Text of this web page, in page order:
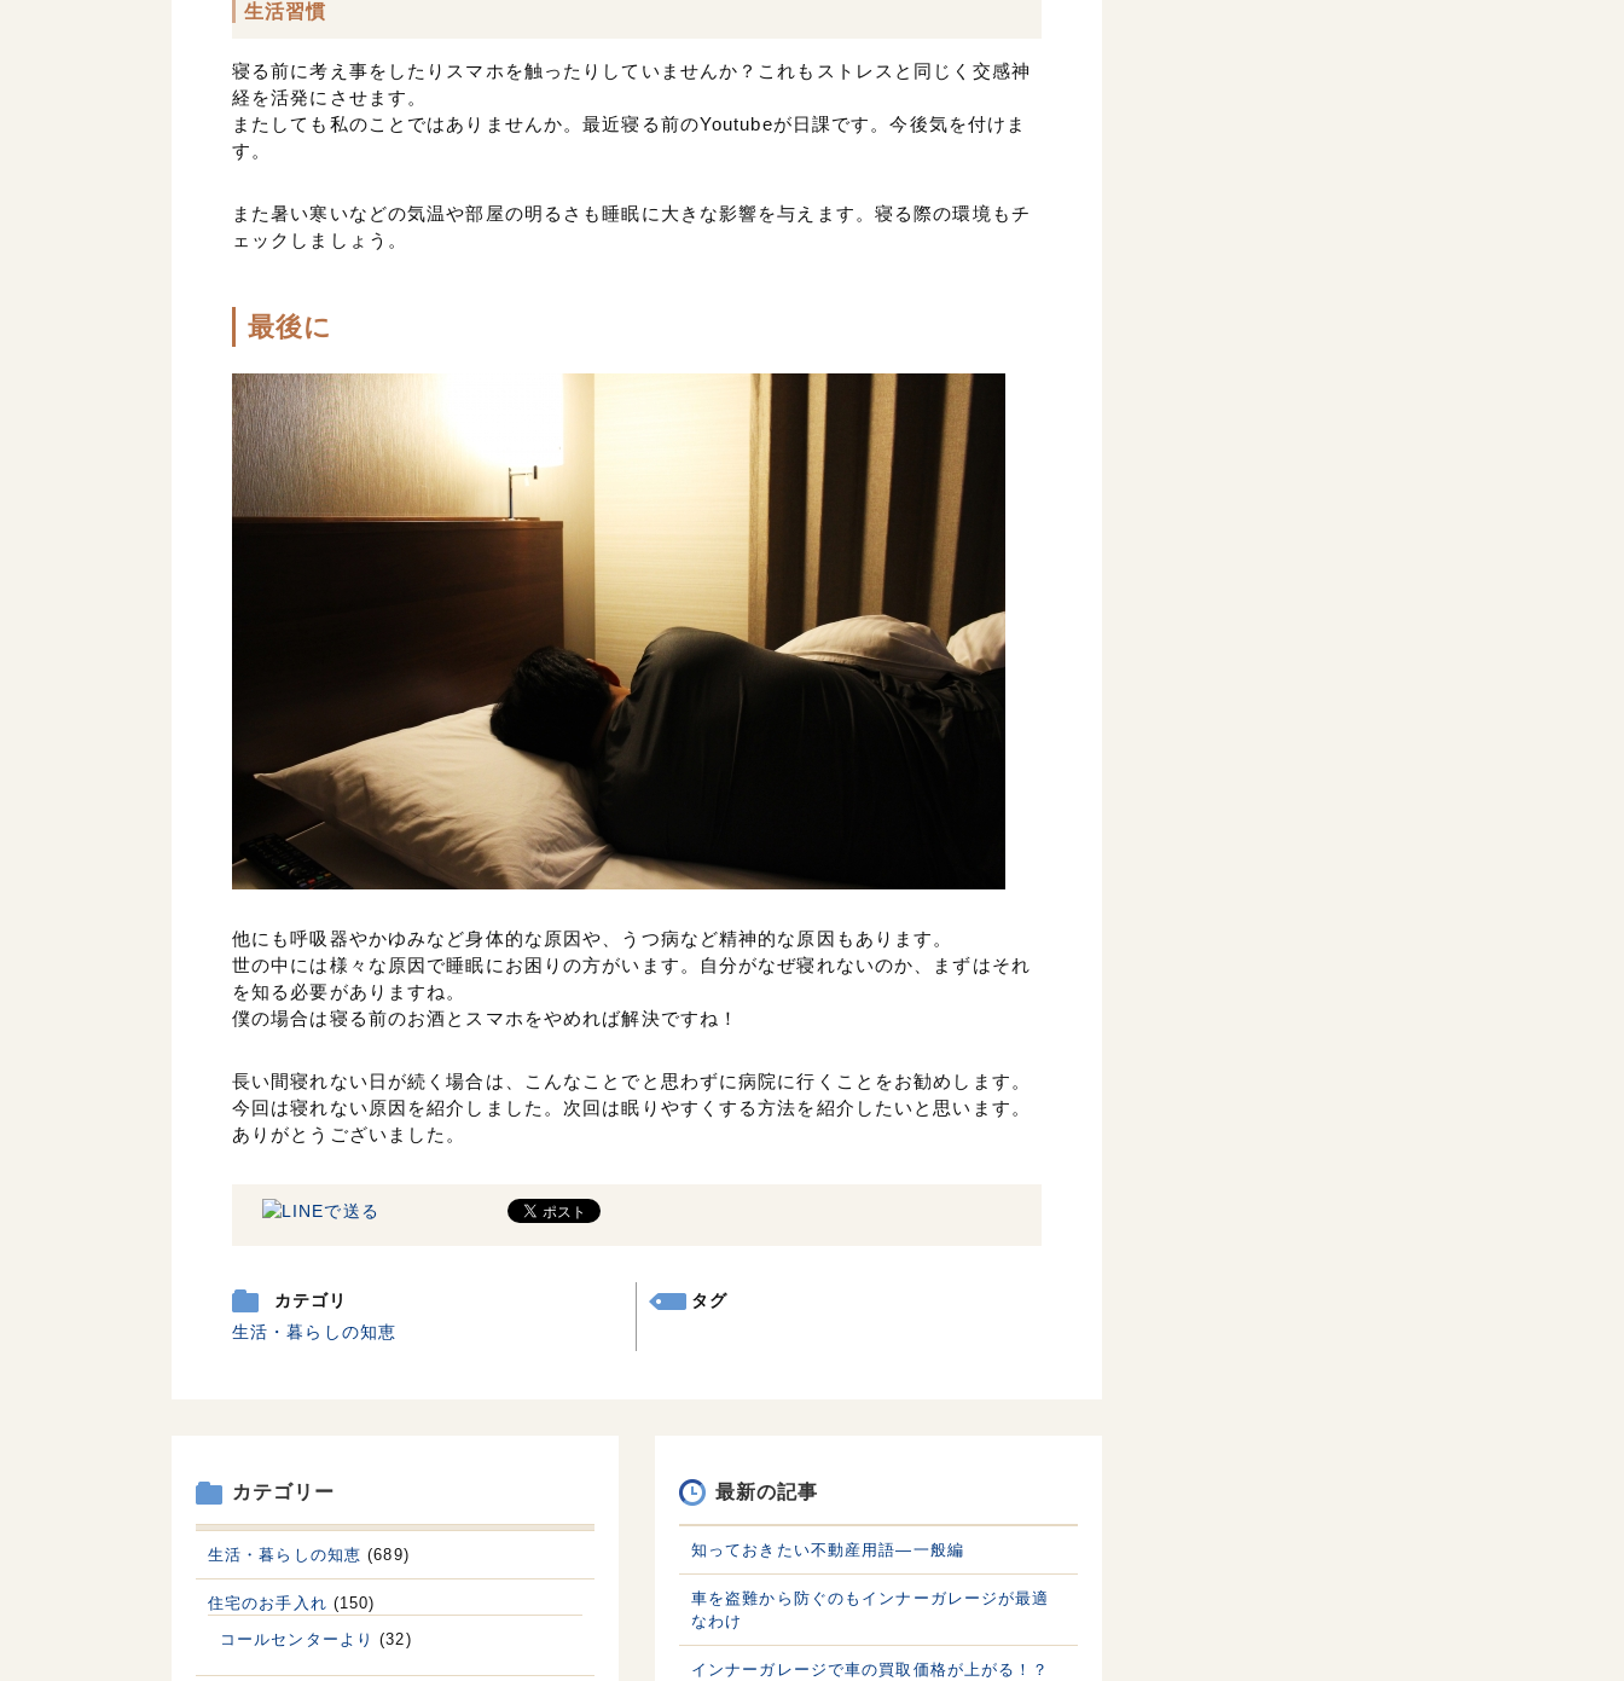
生活習慣
寝る前に考え事をしたりスマホを触ったりしていませんか？これもストレスと同じく交感神
経を活発にさせます。
またしても私のことではありませんか。最近寝る前のYoutubeが日課です。今後気を付けま
す。
また暑い寒いなどの気温や部屋の明るさも睡眠に大きな影響を与えます。寝る際の環境もチ
ェックしましょう。
最後に
他にも呼吸器やかゆみなど身体的な原因や、うつ病など精神的な原因もあります。
世の中には様々な原因で睡眠にお困りの方がいます。自分がなぜ寝れないのか、まずはそれ
を知る必要がありますね。
僕の場合は寝る前のお酒とスマホをやめれば解決ですね！
長い間寝れない日が続く場合は、こんなことでと思わずに病院に行くことをお勧めします。
今回は寝れない原因を紹介しました。次回は眠りやすくする方法を紹介したいと思います。
ありがとうございました。
カテゴリ
生活・暮らしの知恵
タグ
最新の記事
知っておきたい不動産用語—一般編
車を盗難から防ぐのもインナーガレージが最適
なわけ
インナーガレージで車の買取価格が上がる！？
カテゴリー
生活・暮らしの知恵 (689)
住宅のお手入れ (150)
コールセンターより (32)